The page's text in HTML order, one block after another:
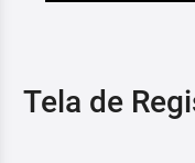
Tela de